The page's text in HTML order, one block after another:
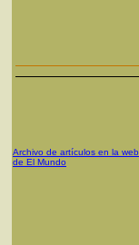
Archivo de artículos en la web
de El Mundo